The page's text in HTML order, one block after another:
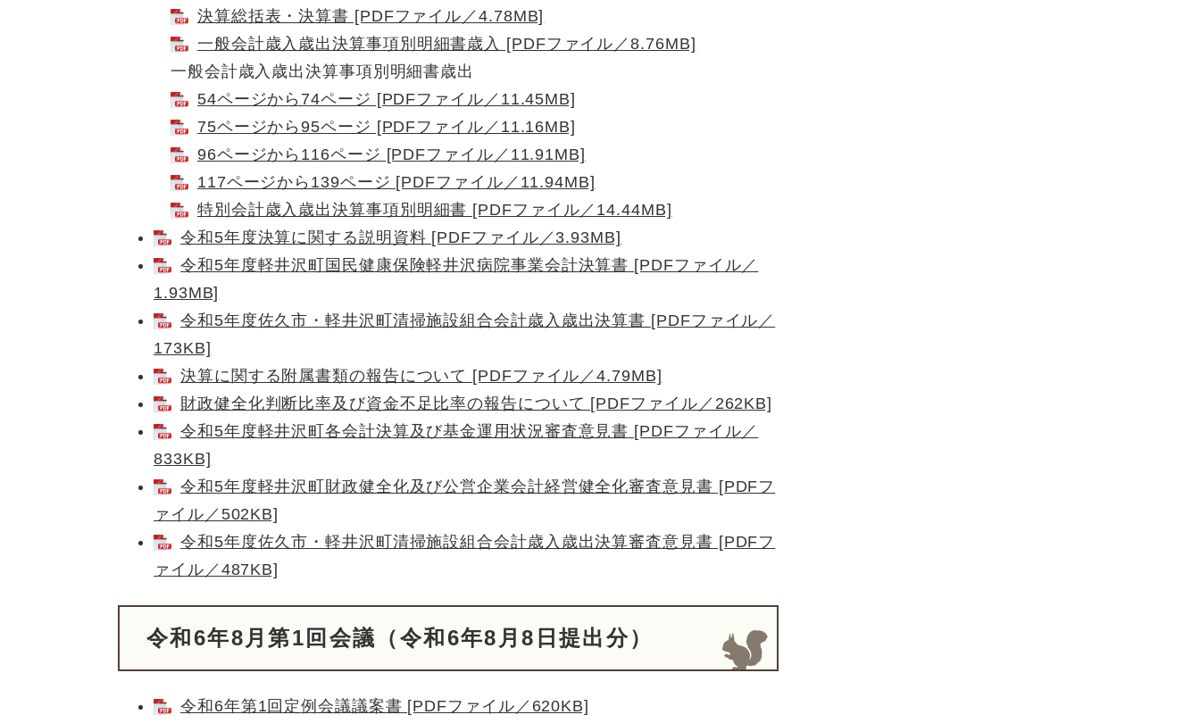
決算総括表・決算書 [PDFファイル／4.78MB]
一般会計歳入歳出決算事項別明細書歳入 [PDFファイル／8.76MB]
一般会計歳入歳出決算事項別明細書歳出
54ページから74ページ [PDFファイル／11.45MB]
75ページから95ページ [PDFファイル／11.16MB]
96ページから116ページ [PDFファイル／11.91MB]
117ページから139ページ [PDFファイル／11.94MB]
特別会計歳入歳出決算事項別明細書 [PDFファイル／14.44MB]
令和5年度決算に関する説明資料 [PDFファイル／3.93MB]
令和5年度軽井沢町国民健康保険軽井沢病院事業会計決算書 [PDFファイル／
1.93MB]
令和5年度佐久市・軽井沢町清掃施設組合会計歳入歳出決算書 [PDFファイル／
173KB]
決算に関する附属書類の報告について [PDFファイル／4.79MB]
財政健全化判断比率及び資金不足比率の報告について [PDFファイル／262KB]
令和5年度軽井沢町各会計決算及び基金運用状況審査意見書 [PDFファイル／
833KB]
令和5年度軽井沢町財政健全化及び公営企業会計経営健全化審査意見書 [PDFフ
ァイル／502KB]
令和5年度佐久市・軽井沢町清掃施設組合会計歳入歳出決算審査意見書​ [PDFフ
ァイル／487KB]
令和6年8月第1回会議（令和6年8月8日提出分）
令和6年第1回定例会議議案書 [PDFファイル／620KB]